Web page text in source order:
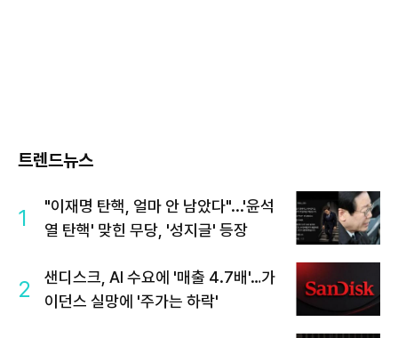
트렌드뉴스
1
"이재명 탄핵, 얼마 안 남았다"...'윤석
열 탄핵' 맞힌 무당, '성지글' 등장
2
샌디스크, AI 수요에 '매출 4.7배'…가
이던스 실망에 '주가는 하락'